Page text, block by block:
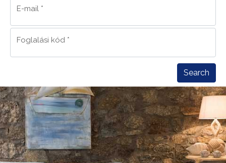
E-mail *
Foglalási kód *
Search